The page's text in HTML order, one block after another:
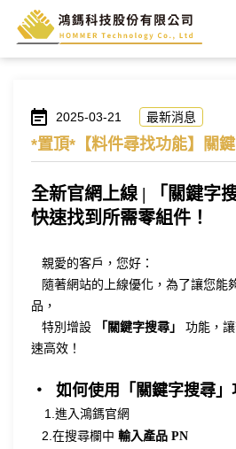
2025-03-21 最新消息
*置頂*【料件尋找功能】關
全新官網上線 | 「關鍵字
快速找到所需零組件！
親愛的客戶，您好：
隨著網站的上線優化，為了讓您能
品，
特別增設
「關鍵字搜尋」
功能，
速高效！
‧ 如何使用「關鍵字搜尋」
1. 進入鴻鎷官網
2. 在搜尋欄中 輸入產品 PN